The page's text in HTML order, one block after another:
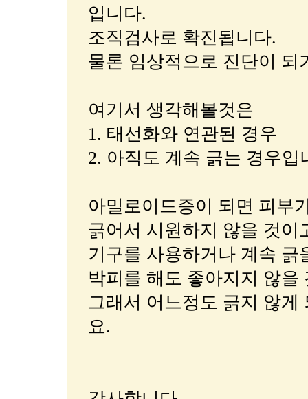
입니다.
조직검사로 확진됩니다.
물론 임상적으로 진단이 되
여기서 생각해볼것은
1. 태선화와 연관된 경우
2. 아직도 계속 긁는 경우입
아밀로이드증이 되면 피부
긁어서 시원하지 않을 것이
기구를 사용하거나 계속 긁
박피를 해도 좋아지지 않을
그래서 어느정도 긁지 않
요.